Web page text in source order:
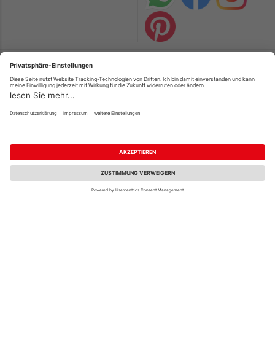
Öffnungszeiten:
Mo. – Fr.07:00 – 18:00
17:00 Uhr möglich.
Wir helfen Ihnen gerne
PayPal
Rechnung*
*Bonität vorausgesetzt
Versand
Versandkosten